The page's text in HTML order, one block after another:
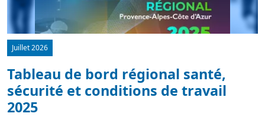
Juillet 2026
Tableau de bord régional santé,
sécurité et conditions de travail
2025